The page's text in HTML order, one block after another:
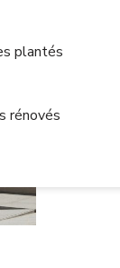
plantés
rénovés